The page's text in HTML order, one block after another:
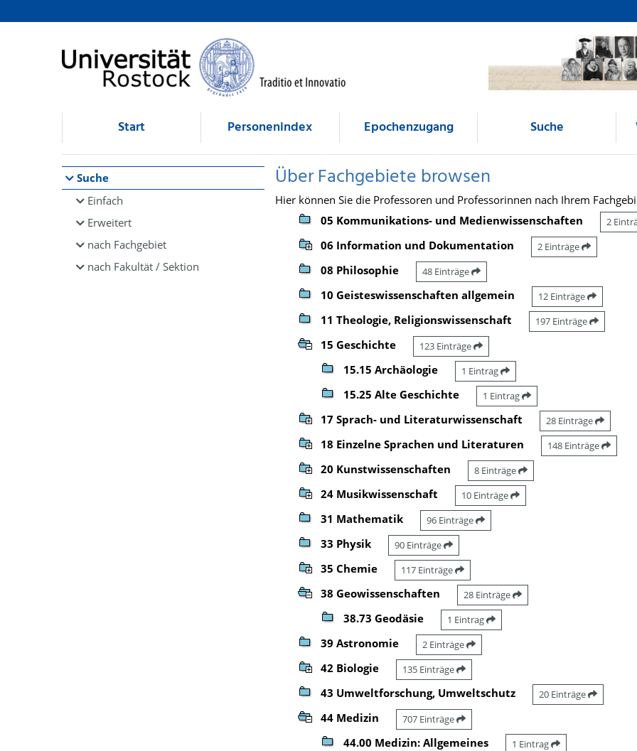
Browsen
direkt zum Inhalt
Start Personenindex Epochenzugang Suche
Suche
Einfach
Erweitert
nach Fachgebiet
nach Fakultät / Sektion
Über Fachgebiete browsen
Hier können Sie die Professoren und Professorinnen nach Ihrem
05 Kommunikations- und Medienwissenschaften
2
06 Information und Dokumentation 2 Einträge
08 Philosophie 48 Einträge
10 Geisteswissenschaften allgemein 12 Einträge
11 Theologie, Religionswissenschaft 197 Einträge
15 Geschichte 123 Einträge
15.15 Archäologie 1 Eintrag
15.25 Alte Geschichte 1 Eintrag
17 Sprach- und Literaturwissenschaft 28 Einträge
18 Einzelne Sprachen und Literaturen 148 Einträge
20 Kunstwissenschaften 8 Einträge
24 Musikwissenschaft 10 Einträge
31 Mathematik 96 Einträge
33 Physik 90 Einträge
35 Chemie 117 Einträge
38 Geowissenschaften 28 Einträge
38.73 Geodäsie 1 Eintrag
39 Astronomie 2 Einträge
42 Biologie 135 Einträge
43 Umweltforschung, Umweltschutz 20 Einträge
44 Medizin 707 Einträge
44.00 Medizin: Allgemeines 1 Eintrag